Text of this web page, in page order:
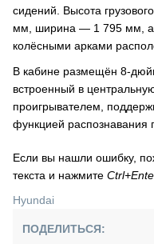
сидений. Высота
мм, ширина — 1 795 мм,
колёсными арками
В кабине размещён 8-
встроенный в
проигрывателем,
функцией распознавания
Если вы нашли ошибку,
текста и нажмите
Hyundai
ПОДЕЛИТЬСЯ: